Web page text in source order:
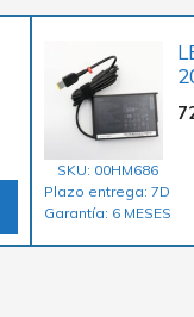
SKU: 00HM686
Plazo entrega: 7D
Garantía: 6 MESES